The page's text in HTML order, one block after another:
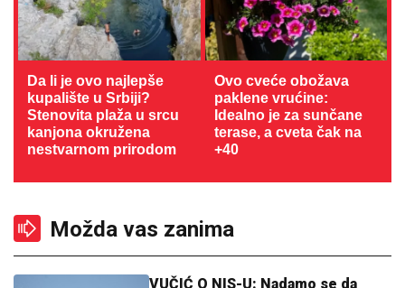
Da li je ovo najlepše
kupalište u Srbiji?
Stenovita plaža u srcu
kanjona okružena
nestvarnom prirodom
Ovo cveće obožava
paklene vrućine:
Idealno je za sunčane
terase, a cveta čak na
+40
Možda vas zanima
VUČIĆ O NIS-U: Nadamo se da